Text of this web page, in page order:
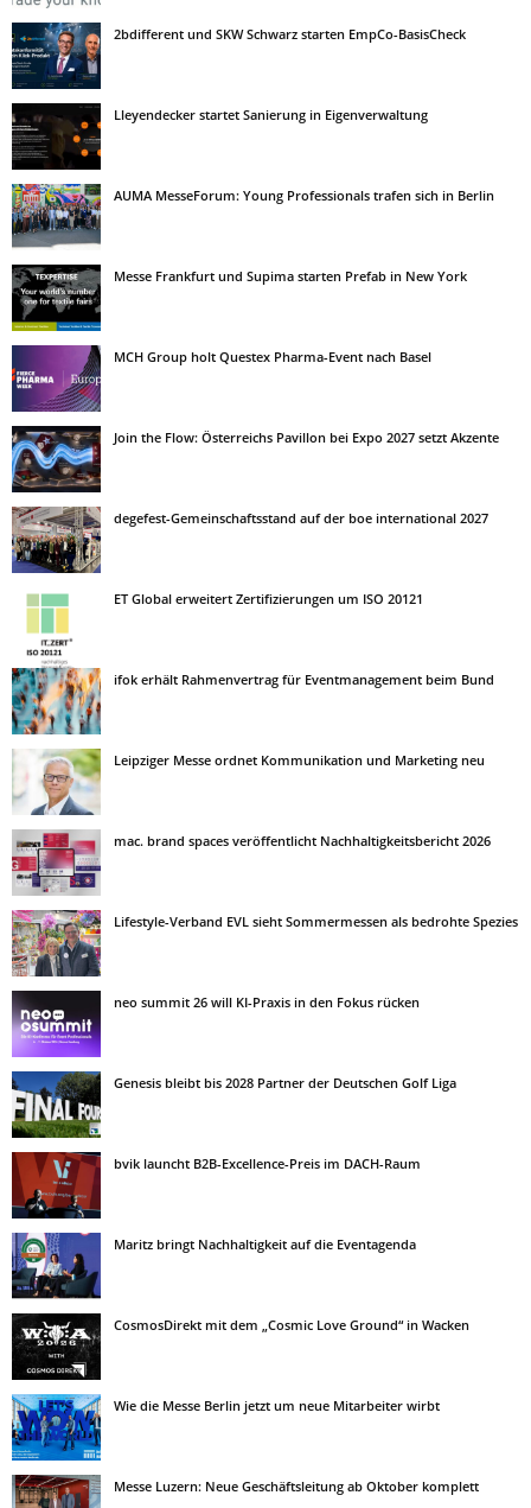
2bdifferent und SKW Schwarz starten EmpCo-BasisCheck
Lleyendecker startet Sanierung in Eigenverwaltung
AUMA MesseForum: Young Professionals trafen sich in Berlin
Messe Frankfurt und Supima starten Prefab in New York
MCH Group holt Questex Pharma-Event nach Basel
Join the Flow: Österreichs Pavillon bei Expo 2027 setzt Akzente
degefest-Gemeinschaftsstand auf der boe international 2027
ET Global erweitert Zertifizierungen um ISO 20121
ifok erhält Rahmenvertrag für Eventmanagement beim Bund
Leipziger Messe ordnet Kommunikation und Marketing neu
mac. brand spaces veröffentlicht Nachhaltigkeitsbericht 2026
Lifestyle-Verband EVL sieht Sommermessen als bedrohte Spezies
neo summit 26 will KI-Praxis in den Fokus rücken
Genesis bleibt bis 2028 Partner der Deutschen Golf Liga
bvik launcht B2B-Excellence-Preis im DACH-Raum
Maritz bringt Nachhaltigkeit auf die Eventagenda
CosmosDirekt mit dem „Cosmic Love Ground“ in Wacken
Wie die Messe Berlin jetzt um neue Mitarbeiter wirbt
Messe Luzern: Neue Geschäftsleitung ab Oktober komplett